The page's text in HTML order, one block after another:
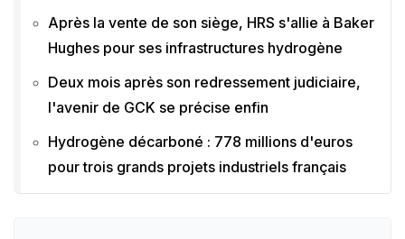
Après la vente de son siège, HRS s'allie à Baker
Hughes pour ses infrastructures hydrogène
Deux mois après son redressement judiciaire,
l'avenir de GCK se précise enfin
Hydrogène décarboné : 778 millions d'euros
pour trois grands projets industriels français